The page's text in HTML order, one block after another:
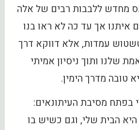
מחדש ללבבות רבים של אלה
איתנו אך עד כה לא ראו בנו
עמדות, אלא דווקא דרך
שלנו ותוך ניסיון אמיתי
טובה מדרך הימין.
בפתח מסיבת העיתונאים:
הבית שלי, וגם כשיש בו